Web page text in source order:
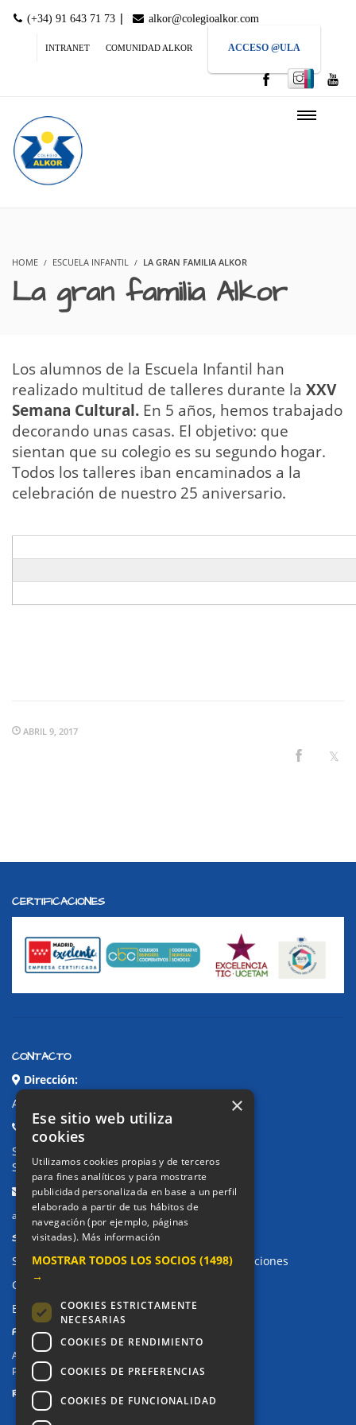
(+34) 91 643 71 73 | alkor@colegioalkor.com
INTRANET COMUNIDAD ALKOR ACCESO @ULA
HOME ESCUELA INFANTIL LA GRAN FAMILIA ALKOR
La gran familia Alkor
Los alumnos de la Escuela Infantil han
realizado multitud de talleres durante la XXV
Semana Cultural. En 5 años, hemos trabajado
decorando unas casas. El objetivo: que
sientan que su colegio es su segundo hogar.
Todos los talleres iban encaminados a la
celebración de nuestro 25 aniversario.
ABRIL 9, 2017
CERTIFICACIONES
CONTACTO
Dirección:
Avda. de Pablo Iglesias, 4. Alcorcón
Teléfonos:
Secretaría Ppal:
Secretaría Infantil:91 643 61 33
Email:
alkor@colegioalkor.com
SUGERENCIAS Y CANAL DE DENUNCIAS
Sugerencias, Quejas, Reclamaciones y Felicitaciones
Canal de denuncias
Buzón denuncia drogas CM
PRIVACIDAD
Aviso legal / Política de privacidad
Política de Cookies
REDES SOCIALES
×
Ese sitio web utiliza
cookies
Utilizamos cookies propias y de terceros
para fines analíticos y para mostrarte
publicidad personalizada en base a un perfil
elaborado a partir de tus hábitos de
navegación (por ejemplo, páginas
visitadas). Más información
MOSTRAR TODOS LOS SOCIOS (1498)
→
COOKIES ESTRICTAMENTE
NECESARIAS
COOKIES DE RENDIMIENTO
COOKIES DE PREFERENCIAS
COOKIES DE FUNCIONALIDAD